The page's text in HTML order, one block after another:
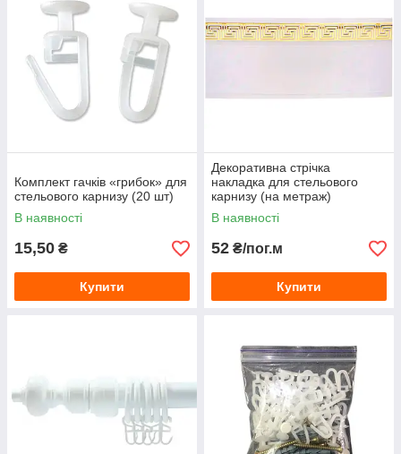
Комплект гачків «грибок» для
стельового карнизу (20 шт)
В наявності
15,50 ₴
Купити
Декоративна стрічка
накладка для стельового
карнизу (на метраж)
В наявності
52 ₴/пог.м
Купити